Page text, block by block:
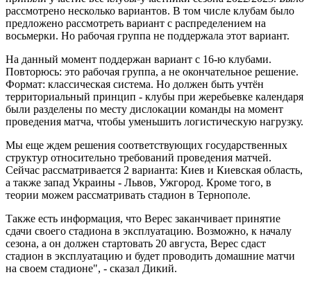
рассмотрено несколько вариантов. В том числе клубам было
предложено рассмотреть вариант с распределением на
восьмерки. Но рабочая группа не поддержала этот вариант.
На данный момент поддержан вариант с 16-ю клубами.
Повторюсь: это рабочая группа, а не окончательное решение.
Формат: классическая система. Но должен быть учтён
территориальный принцип - клубы при жеребьевке календаря
были разделены по месту дислокации команды на момент
проведения матча, чтобы уменьшить логистическую нагрузку.
Мы еще ждем решения соответствующих государственных
структур относительно требований проведения матчей.
Сейчас рассматривается 2 варианта: Киев и Киевская область,
а также запад Украины - Львов, Ужгород. Кроме того, в
теории можем рассматривать стадион в Тернополе.
Также есть информация, что Верес заканчивает принятие
сдачи своего стадиона в эксплуатацию. Возможно, к началу
сезона, а он должен стартовать 20 августа, Верес сдаст
стадион в эксплуатацию и будет проводить домашние матчи
на своем стадионе", - сказал Дикий.